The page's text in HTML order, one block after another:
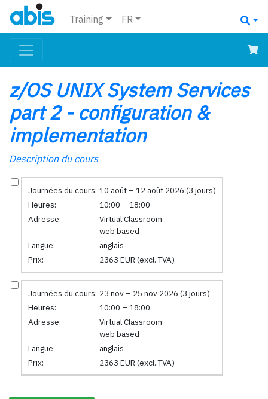
Training FR
z/OS UNIX System Services
part 2 - configuration &
implementation
Description du cours
Journées du cours: 10 août – 12 août 2026 (3 jours)
Heures:
10:00 – 18:00
Adresse:
Virtual Classroom
web based
Langue:
anglais
Prix:
2363 EUR (excl. TVA)
Journées du cours: 23 nov – 25 nov 2026 (3 jours)
Heures:
10:00 – 18:00
Adresse:
Virtual Classroom
web based
Langue:
anglais
Prix:
2363 EUR (excl. TVA)